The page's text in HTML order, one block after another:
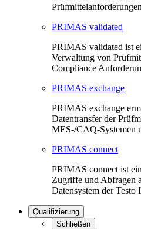
PRIMAS validated
PRIMAS validated ist
Verwaltung von
Compliance
PRIMAS exchange
PRIMAS exchange
Datentransfer der
MES-/CAQ-Systemen
PRIMAS connect
PRIMAS connect ist
Zugriffe und Abfragen
Datensystem der Testo
Qualifizierung
Schließen